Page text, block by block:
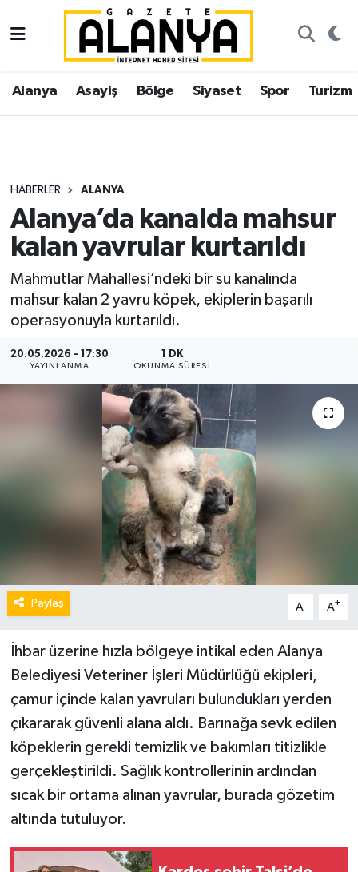
Alanya Asayiş Bölge Siyaset Spor Turizm
HABERLER ALANYA
Alanya’da kanalda mahsur
kalan yavrular kurtarıldı
Mahmutlar Mahallesi’ndeki bir su kanalında
mahsur kalan 2 yavru köpek, ekiplerin başarılı
operasyonuyla kurtarıldı.
20.05.2026 - 17:30
YAYINLANMA
1 DK
OKUNMA SÜRESI
Paylaş A- A+
İhbar üzerine hızla bölgeye intikal eden Alanya
Belediyesi Veteriner İşleri Müdürlüğü ekipleri,
çamur içinde kalan yavruları bulundukları yerden
çıkararak güvenli alana aldı. Barınağa sevk edilen
köpeklerin gerekli temizlik ve bakımları titizlikle
gerçekleştirildi. Sağlık kontrollerinin ardından
sıcak bir ortama alınan yavrular, burada gözetim
altında tutuluyor.
Alanya
Asayiş
Siyaset
Spor
Turizm
Ekonomi
İstanbul Nöbetçi Eczaneler
İstanbul Hava Durumu
Süper Lig Puan Durumu ve Fikstür
Tüm Manşetler
Son Dakika Haberleri
Haber Arşivi